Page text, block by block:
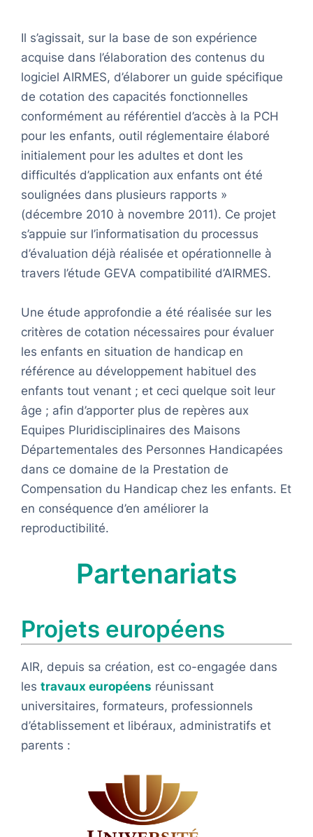
Il s’agissait, sur la base de son expérience
acquise dans l’élaboration des contenus du
logiciel AIRMES, d’élaborer un guide spécifique
de cotation des capacités fonctionnelles
conformément au référentiel d’accès à la PCH
pour les enfants, outil réglementaire élaboré
initialement pour les adultes et dont les
difficultés d’application aux enfants ont été
soulignées dans plusieurs rapports »
(décembre 2010 à novembre 2011). Ce projet
s’appuie sur l’informatisation du processus
d’évaluation déjà réalisée et opérationnelle à
travers l’étude GEVA compatibilité d’AIRMES.
Une étude approfondie a été réalisée sur les
critères de cotation nécessaires pour évaluer
les enfants en situation de handicap en
référence au développement habituel des
enfants tout venant ; et ceci quelque soit leur
âge ; afin d’apporter plus de repères aux
Equipes Pluridisciplinaires des Maisons
Départementales des Personnes Handicapées
dans ce domaine de la Prestation de
Compensation du Handicap chez les enfants. Et
en conséquence d’en améliorer la
reproductibilité.
Partenariats
Projets européens
AIR, depuis sa création, est co-engagée dans
lestravaux européens réunissant
universitaires, formateurs, professionnels
d’établissement et libéraux, administratifs et
parents :